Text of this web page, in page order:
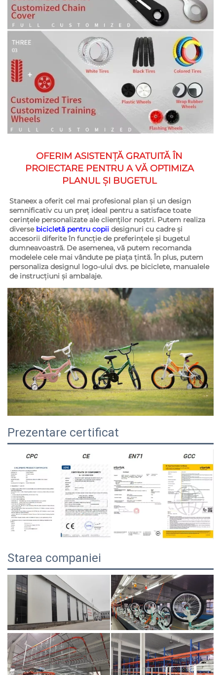
OFERIM ASISTENȚĂ GRATUITĂ ÎN
PROIECTARE PENTRU A VĂ OPTIMIZA
PLANUL ȘI BUGETUL
Staneex a oferit cel mai profesional plan și un design
semnificativ cu un preț ideal pentru a satisface toate
cerințele personalizate ale clienților noștri. Putem realiza
diverse bicicletă pentru copii designuri cu cadre și
accesorii diferite în funcție de preferințele și bugetul
dumneavoastră. De asemenea, vă putem recomanda
modelele cele mai vândute pe piața țintă. În plus, putem
personaliza designul logo-ului dvs. pe biciclete, manualele
de instrucțiuni și ambalaje.
Prezentare certificat
Starea companiei